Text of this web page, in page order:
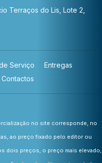
Terraços do Lis, Lote 2,
Serviço
Entregas
Contactos
no site corresponde, no
ao preço fixado pelo editor ou
dois preços, o preço mais elevado,